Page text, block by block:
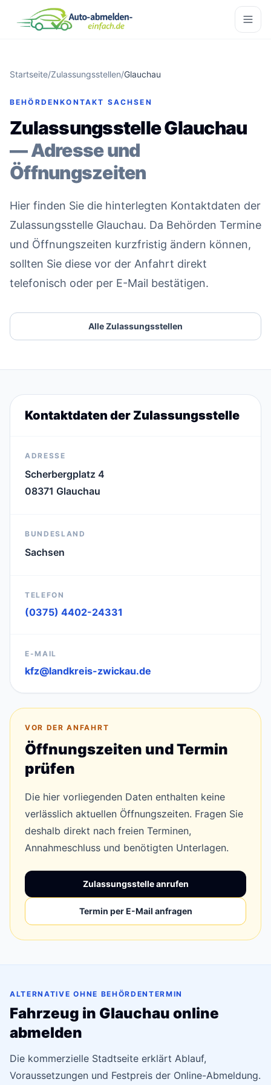
Startseite/Zulassungsstellen/Glauchau
BEHÖRDENKONTAKT SACHSEN
Zulassungsstelle Glauchau
— Adresse und
Öffnungszeiten
Hier finden Sie die hinterlegten Kontaktdaten der
Zulassungsstelle Glauchau. Da Behörden Termine
und Öffnungszeiten kurzfristig ändern können,
sollten Sie diese vor der Anfahrt direkt
telefonisch oder per E-Mail bestätigen.
Alle Zulassungsstellen
Kontaktdaten der Zulassungsstelle
ADRESSE
Scherbergplatz 4
08371 Glauchau
BUNDESLAND
Sachsen
TELEFON
(0375) 4402-24331
E-MAIL
kfz@landkreis-zwickau.de
VOR DER ANFAHRT
Öffnungszeiten und Termin
prüfen
Die hier vorliegenden Daten enthalten keine
verlässlich aktuellen Öffnungszeiten. Fragen Sie
deshalb direkt nach freien Terminen,
Annahmeschluss und benötigten Unterlagen.
Zulassungsstelle anrufen
Termin per E-Mail anfragen
ALTERNATIVE OHNE BEHÖRDENTERMIN
Fahrzeug in Glauchau online
abmelden
Die kommerzielle Stadtseite erklärt Ablauf,
Voraussetzungen und Festpreis der Online-Abmeldung.